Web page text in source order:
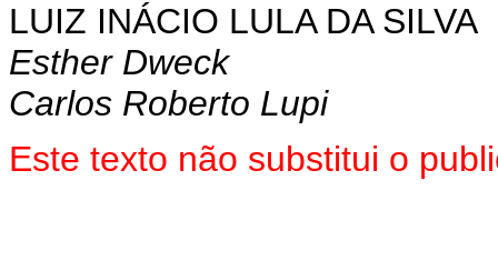
LUIZ INÁCIO LULA DA SILVA
Esther Dweck
Carlos Roberto Lupi
Este texto não substitui o